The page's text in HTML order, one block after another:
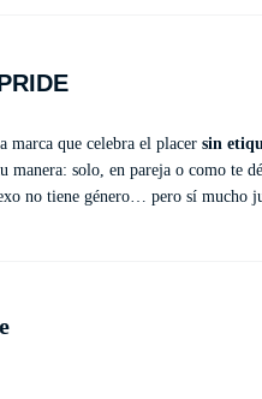
marca que celebra el placer sin
manera: solo, en pareja o como te
no tiene género… pero sí mucho